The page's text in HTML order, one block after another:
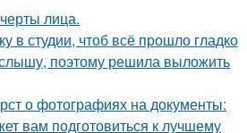
лица.
в студии, чтоб всё прошло гладко
поэтому решила выложить
о фотографиях на документы:
вам подготовиться к лучшему